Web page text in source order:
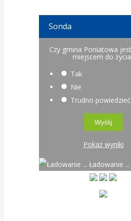
Sonda
Czy gmina Poniatowa
miejscem do
Tak
Nie
Trudno powiedzieć
Pokaż wyniki
Ładowanie ...